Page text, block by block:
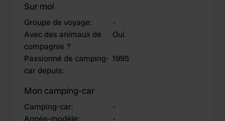
Sur moi
Groupe de voyage:
-
Avec des animaux de
compagnie ?
Oui
Passionné de camping-
car depuis:
1995
Mon camping-car
Camping-car:
-
Année-modèle:
-